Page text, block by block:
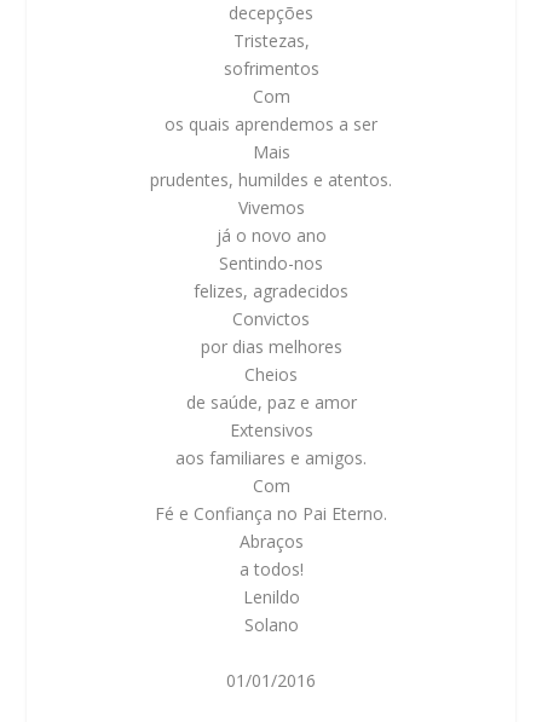
decepções
Tristezas,
sofrimentos
Com
os quais aprendemos a ser
Mais
prudentes, humildes e atentos.
Vivemos
já o novo ano
Sentindo-nos
felizes, agradecidos
Convictos
por dias melhores
Cheios
de saúde, paz e amor
Extensivos
aos familiares e amigos.
Com
Fé e Confiança no Pai Eterno.
Abraços
a todos!
Lenildo
Solano
01/01/2016